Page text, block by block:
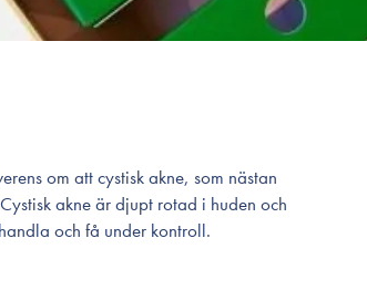
om att cystisk akne, som nästan
akne är djupt rotad i huden och
och få under kontroll.